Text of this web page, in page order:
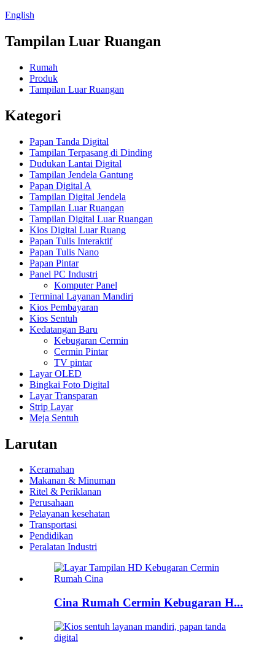
English
Tampilan Luar Ruangan
Rumah
Produk
Tampilan Luar Ruangan
Kategori
Papan Tanda Digital
Tampilan Terpasang di Dinding
Dudukan Lantai Digital
Tampilan Jendela Gantung
Papan Digital A
Tampilan Digital Jendela
Tampilan Luar Ruangan
Tampilan Digital Luar Ruangan
Kios Digital Luar Ruang
Papan Tulis Interaktif
Papan Tulis Nano
Papan Pintar
Panel PC Industri
Komputer Panel
Terminal Layanan Mandiri
Kios Pembayaran
Kios Sentuh
Kedatangan Baru
Kebugaran Cermin
Cermin Pintar
TV pintar
Layar OLED
Bingkai Foto Digital
Layar Transparan
Strip Layar
Meja Sentuh
Larutan
Keramahan
Makanan & Minuman
Ritel & Periklanan
Perusahaan
Pelayanan kesehatan
Transportasi
Pendidikan
Peralatan Industri
Cina Rumah Cermin Kebugaran H...